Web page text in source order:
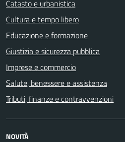
Catasto e urbanistica
Cultura e tempo libero
Educazione e formazione
Giustizia e sicurezza pubblica
Imprese e commercio
Salute, benessere e assistenza
Tributi, finanze e contravvenzioni
NOVITÀ